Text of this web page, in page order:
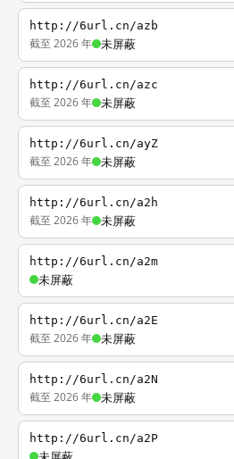
http://6url.cn/azb
截至 2026 年 未屏蔽
http://6url.cn/azc
截至 2026 年 未屏蔽
http://6url.cn/ayZ
截至 2026 年 未屏蔽
http://6url.cn/a2h
截至 2026 年 未屏蔽
http://6url.cn/a2m
未屏蔽
http://6url.cn/a2E
截至 2026 年 未屏蔽
http://6url.cn/a2N
截至 2026 年 未屏蔽
http://6url.cn/a2P